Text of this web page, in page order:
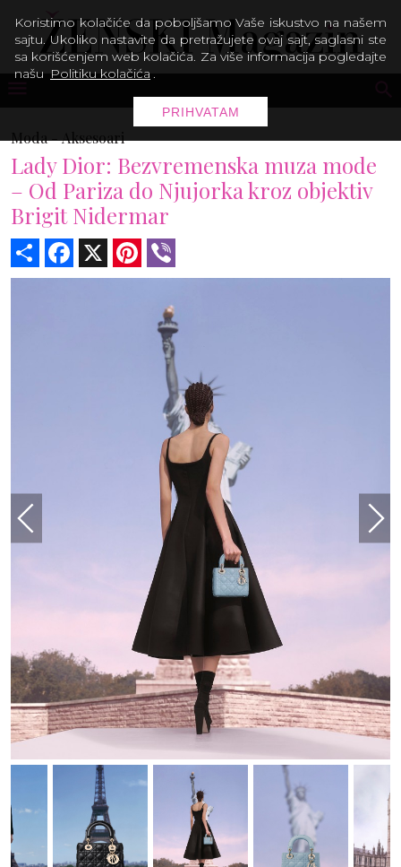
Moda -Aksesoari
Lady Dior: Bezvremenska muza mode
– Od Pariza do Njujorka kroz objektiv
Brigit Nidermar
Share Facebook Pinterest
Koristimo kolačiće da poboljšamo Vaše iskustvo na našem
sajtu. Ukoliko nastavite da pretražujete ovaj sajt, saglasni ste
sa korišćenjem web kolačića. Za više informacija pogledajte
našu Politiku kolačića .
PRIHVATAM